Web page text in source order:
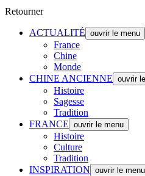
Retourner
ACTUALITÉ ouvrir le menu
France
Chine
Monde
CHINE ANCIENNE ouvrir
Histoire
Sagesse
Tradition
FRANCE ouvrir le menu
Histoire
Culture
Tradition
INSPIRATION ouvrir le menu